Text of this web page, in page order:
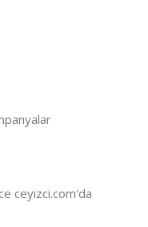
ceyizci.com'da